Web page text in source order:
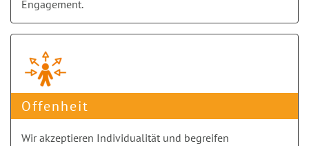
Engagement.
Offenheit
Wir akzeptieren Individualität und begreifen